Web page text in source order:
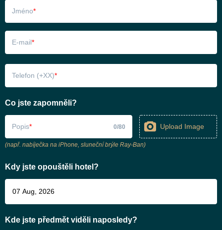
Jméno
E-mail
Telefon (+XX)
Co jste zapomněli?
Popis 0/80 Upload Image
(např. nabíječka na iPhone, sluneční brýle Ray-Ban)
Kdy jste opouštěli hotel?
Kde jste předmět viděli naposledy?